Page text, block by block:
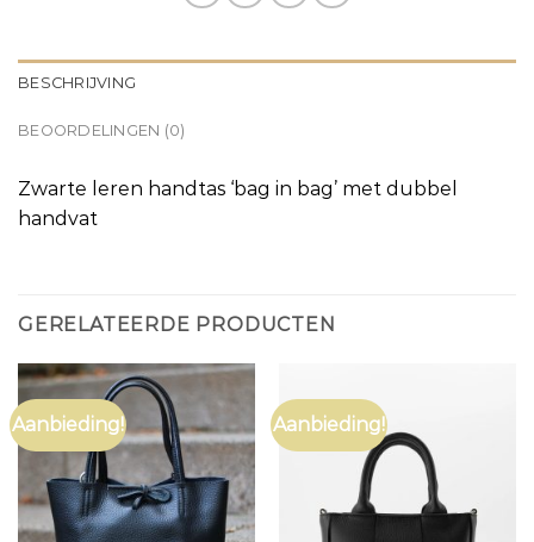
BESCHRIJVING
BEOORDELINGEN (0)
Zwarte leren handtas ‘bag in bag’ met dubbel
handvat
GERELATEERDE PRODUCTEN
Aanbieding! Aanbieding!